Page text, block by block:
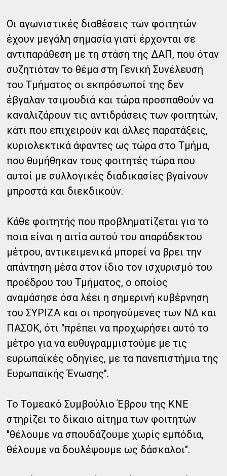
Οι αγωνιστικές διαθέσεις των φοιτητών
έχουν μεγάλη σημασία γιατί έρχονται σε
αντιπαράθεση με τη στάση της ΔΑΠ, που όταν
συζητιόταν το θέμα στη Γενική Συνέλευση
του Τμήματος οι εκπρόσωποί της δεν
έβγαλαν τσιμουδιά και τώρα προσπαθούν να
καναλιζάρουν τις αντιδράσεις των φοιτητών,
κάτι που επιχειρούν και άλλες παρατάξεις,
κυριολεκτικά άφαντες ως τώρα στο Τμήμα,
που θυμήθηκαν τους φοιτητές τώρα που
αυτοί με συλλογικές διαδικασίες βγαίνουν
μπροστά και διεκδικούν.
Κάθε φοιτητής που προβληματίζεται για το
ποια είναι η αιτία αυτού του απαράδεκτου
μέτρου, αντικειμενικά μπορεί να βρει την
απάντηση μέσα στον ίδιο τον ισχυρισμό του
προέδρου του Τμήματος, ο οποίος
αναμάσησε όσα λέει η σημερινή κυβέρνηση
του ΣΥΡΙΖΑ και οι προηγούμενες των ΝΔ και
ΠΑΣΟΚ, ότι "πρέπει να προχωρήσει αυτό το
μέτρο για να ευθυγραμμιστούμε με τις
ευρωπαϊκές οδηγίες, με τα πανεπιστήμια της
Ευρωπαϊκής Ένωσης".
Το Τομεακό Συμβούλιο Έβρου της ΚΝΕ
στηρίζει το δίκαιο αίτημα των φοιτητών
"θέλουμε να σπουδάζουμε χωρίς εμπόδια,
θέλουμε να δουλέψουμε ως δάσκαλοι".